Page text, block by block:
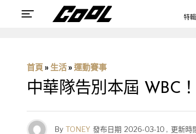
特輯
首頁 » 生活 » 運動賽事
中華隊告別本屆 WBC
By TONEY 發布日期 2026-03-10 , 更新時